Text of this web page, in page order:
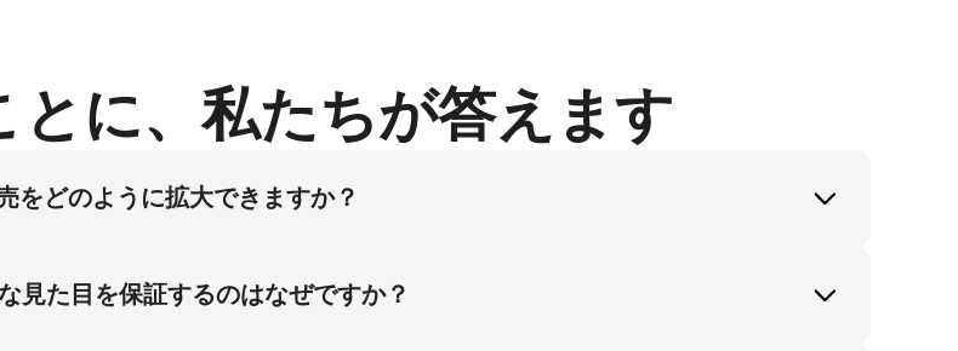
とに、私たちが答えます
をどのように拡大できますか？
低下にも寄与します。
見た目を保証するのはなぜですか？